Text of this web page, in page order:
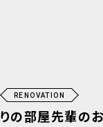
RENOVATION
りの部屋先輩の